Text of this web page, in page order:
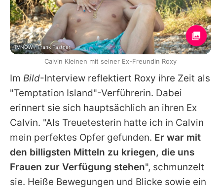
Im Bild-Interview reflektiert Roxy ihre Zeit als
"Temptation Island"-Verführerin. Dabei
erinnert sie sich hauptsächlich an ihren Ex
Calvin. "Als Treuetesterin hatte ich in Calvin
mein perfektes Opfer gefunden. Er war mit
den billigsten Mitteln zu kriegen, die uns
Frauen zur Verfügung stehen", schmunzelt
sie. Heiße Bewegungen und Blicke sowie ein
TVNOW / Frank Fastner
Calvin Kleinen mit seiner Ex-Freundin Roxy